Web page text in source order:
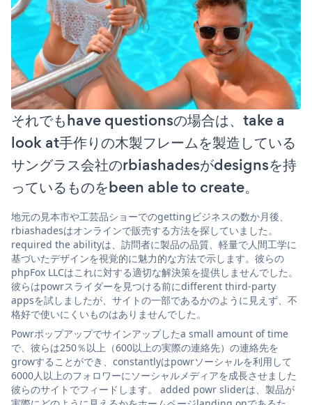
それでもhave questionsの場合は、take a
look at手作りの木製フレームを製造している
サングラス会社のrbiashadesがdesignsを持
っているものをbeen able to create。
地元の見本市や工芸品ショーでのgettingビジネスの数か月後、
rbiashadesはオンラインで販売する方法を探していました。
required the abilityは、訪問者に製品の品質、軽量で人間工学に
基づいたデザインを視覚的に魅力的な方法で示します。彼らの
phpFox LLCはこれに対する適切な解決策を提供しませんでした。
彼らはpowrスライダーを見つける前にdifferent third-party
appsを試しましたが、サイトの一部であるかのように見えず、不
格好で使いにくいものはありませんでした。
Powrポップアップでサインアップしたa small amount of time
で、彼らは250％以上（600以上の実際の連絡先）の連絡先を
growすることができ、constantlyはpowrソーシャルを利用して
6000人以上のフォロワーにソーシャルメディアを成長させました
彼らのサイトでフィードします。 added powr sliderは、製品が